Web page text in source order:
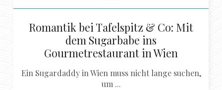
Romantik bei Tafelspitz & Co: Mit
dem Sugarbabe ins
Gourmetrestaurant in Wien
Ein Sugardaddy in Wien muss nicht lange suchen,
um ...